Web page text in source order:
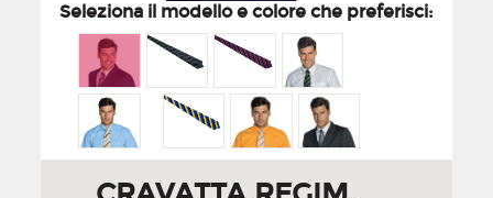
Seleziona il modello e colore che preferisci: